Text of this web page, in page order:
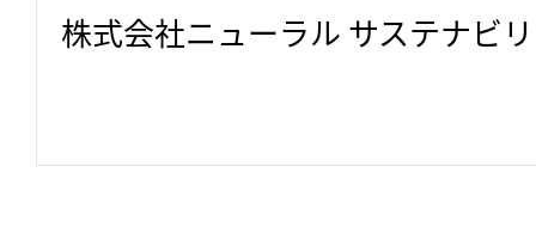
株式会社ニューラル サステナビ